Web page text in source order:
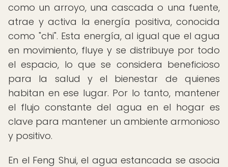
como un arroyo, una cascada o una fuente,
atrae y activa la energía positiva, conocida
como "chi". Esta energía, al igual que el agua
en movimiento, fluye y se distribuye por todo
el espacio, lo que se considera beneficioso
para la salud y el bienestar de quienes
habitan en ese lugar. Por lo tanto, mantener
el flujo constante del agua en el hogar es
clave para mantener un ambiente armonioso
y positivo.
En el Feng Shui, el agua estancada se asocia